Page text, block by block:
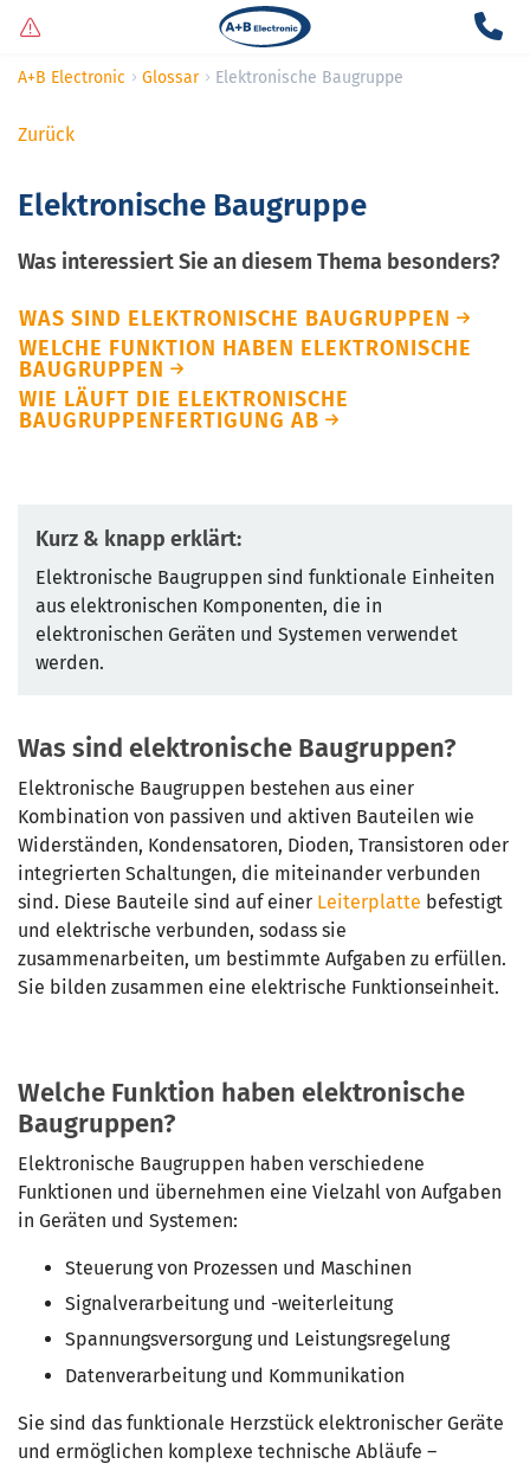
A+B Electronic Glossar Elektronische Baugruppe
Zurück
Elektronische Baugruppe
Was interessiert Sie an diesem Thema besonders?
WAS SIND ELEKTRONISCHE BAUGRUPPEN
WELCHE FUNKTION HABEN ELEKTRONISCHE
BAUGRUPPEN
WIE LÄUFT DIE ELEKTRONISCHE
BAUGRUPPENFERTIGUNG AB
Kurz & knapp erklärt:
Elektronische Baugruppen sind funktionale Einheiten
aus elektronischen Komponenten, die in
elektronischen Geräten und Systemen verwendet
werden.
Was sind elektronische Baugruppen?
Elektronische Baugruppen bestehen aus einer
Kombination von passiven und aktiven Bauteilen wie
Widerständen, Kondensatoren, Dioden, Transistoren oder
integrierten Schaltungen, die miteinander verbunden
sind. Diese Bauteile sind auf einer Leiterplatte befestigt
und elektrische verbunden, sodass sie
zusammenarbeiten, um bestimmte Aufgaben zu erfüllen.
Sie bilden zusammen eine elektrische Funktionseinheit.
Welche Funktion haben elektronische
Baugruppen?
Elektronische Baugruppen haben verschiedene
Funktionen und übernehmen eine Vielzahl von Aufgaben
in Geräten und Systemen:
Steuerung von Prozessen und Maschinen
Signalverarbeitung und -weiterleitung
Spannungsversorgung und Leistungsregelung
Datenverarbeitung und Kommunikation
Sie sind das funktionale Herzstück elektronischer Geräte
und ermöglichen komplexe technische Abläufe –